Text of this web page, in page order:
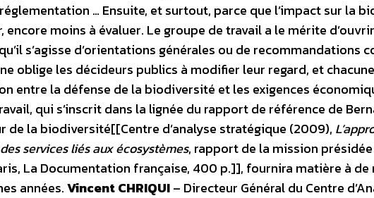
… Ensuite, et surtout, parce que l’impact sur la
encore moins à évaluer. Le groupe de travail a le mérite
s’agisse d’orientations générales ou de recommandations
oblige les décideurs publics à modifier leur regard, et
entre la défense de la biodiversité et les exigences
qui s’inscrit dans la lignée du rapport de référence de
de la biodiversité[[Centre d’analyse stratégique (2009),
services liés aux écosystèmes, rapport de la mission
La Documentation française, 400 p.]], fournira matière à de
années.Vincent CHRIQUI– Directeur Général du Centre